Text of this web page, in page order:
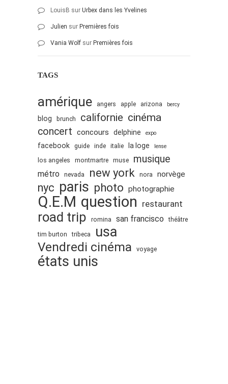
LouisB sur Urbex dans les Yvelines
Julien sur Premières fois
Vania Wolf sur Premières fois
TAGS
amérique angers apple arizona bercy
blog brunch californie cinéma
concert concours delphine expo
facebook guide inde italie la loge lense
los angeles montmartre muse musique
métro nevada new york nora norvège
nyc paris photo photographie
Q.E.M question restaurant
road trip romina san francisco théâtre
tim burton
tribeca usa
Vendredi cinéma voyage
états unis